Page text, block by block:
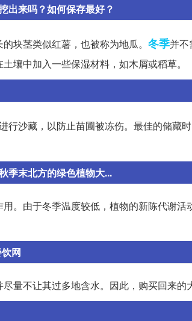
出来吗？如何保存最好？
块茎类似红薯，也被称为地瓜。 冬季并不
壤中加入一些保湿材料，如木屑或稻草。
行沙藏，以防止苗圃被冻伤。最佳的储藏
季末北方的绿色植物大...
。由于冬季温度较低，植物的新陈代谢
网
量不让其过多地含水。因此，购买回来的